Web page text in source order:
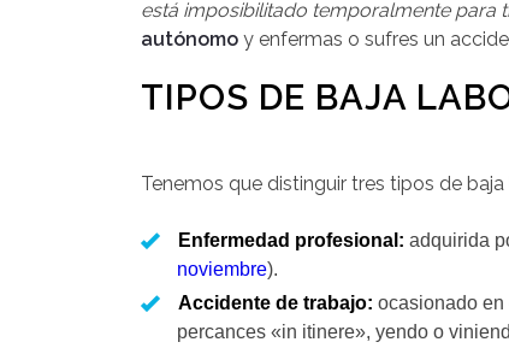
está imposibilitado temporalmente para
autónomo y enfermas o sufres un
TIPOS DE BAJA
Tenemos que distinguir tres tipos de
Enfermedad profesional: adquirida
noviembre).
Accidente de trabajo: ocasionado en
percances «in itinere», yendo o